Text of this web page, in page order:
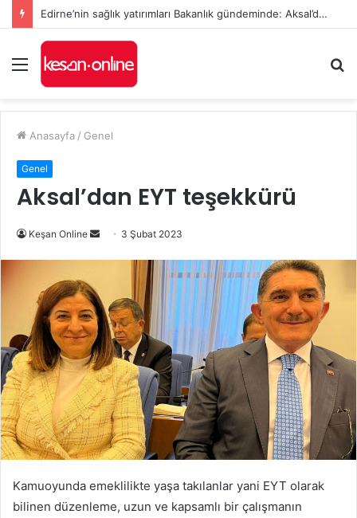
Edirne’nin sağlık yatırımları Bakanlık gündeminde: Aksal’dan Keşan için iki önemli talep
Menü
...
Anasayfa / Genel
Genel
Aksal’dan EYT teşekkürü
Keşan Online
Bir
göndermek
3 Şubat 2023
Kamuoyunda emeklilikte yaşa takılanlar yani EYT olarak
bilinen düzenleme, uzun ve kapsamlı bir çalışmanın